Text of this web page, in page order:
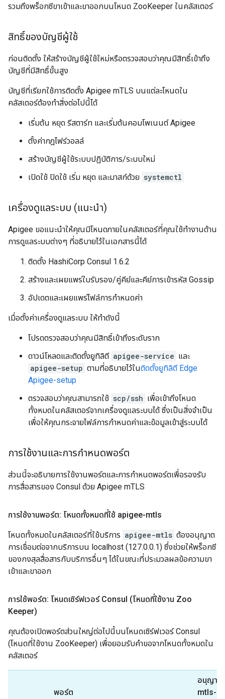
รวมถึงพร็อกซีขาเข้าและขาออกบนโหนด ZooKeeper ในคลัสเตอร์
สิทธิ์ของบัญชีผู้ใช้
ก่อนติดตั้ง ให้สร้างบัญชีผู้ใช้ใหม่หรือตรวจสอบว่าคุณมีสิทธิ์เข้าถึง
บัญชีที่มีสิทธิ์ขั้นสูง
บัญชีที่เรียกใช้การติดตั้ง Apigee mTLS บนแต่ละโหนดใน
คลัสเตอร์ต้องทำสิ่งต่อไปนี้ได้
เริ่มต้น หยุด รีสตาร์ท และเริ่มต้นคอมโพเนนต์ Apigee
ตั้งค่ากฎไฟร์วอลล์
สร้างบัญชีผู้ใช้ระบบปฏิบัติการ/ระบบใหม่
เปิดใช้ ปิดใช้ เริ่ม หยุด และมาสก์ด้วย systemctl
เครื่องดูแลระบบ (แนะนำ)
Apigee ขอแนะนำให้คุณมีโหนดภายในคลัสเตอร์ที่คุณใช้ทำงานด้าน
การดูแลระบบต่างๆ ที่อธิบายไว้ในเอกสารนี้ได้
ติดตั้ง HashiCorp Consul 1.6.2
สร้างและเผยแพร่ใบรับรอง/คู่คีย์และคีย์การเข้ารหัส Gossip
อัปเดตและเผยแพร่ไฟล์การกำหนดค่า
เมื่อตั้งค่าเครื่องดูแลระบบ ให้ทำดังนี้
โปรดตรวจสอบว่าคุณมีสิทธิ์เข้าถึงระดับราก
ดาวน์โหลดและติดตั้งยูทิลิตี apigee-service และ
apigee-setup ตามที่อธิบายไว้ในติดตั้งยูทิลิตี Edge
Apigee-setup
ตรวจสอบว่าคุณสามารถใช้ scp/ssh เพื่อเข้าถึงโหนด
ทั้งหมดในคลัสเตอร์จากเครื่องดูแลระบบได้ ซึ่งเป็นสิ่งจำเป็น
เพื่อให้คุณกระจายไฟล์การกำหนดค่าและข้อมูลเข้าสู่ระบบได้
การใช้งานและการกำหนดพอร์ต
ส่วนนี้จะอธิบายการใช้งานพอร์ตและการกำหนดพอร์ตเพื่อรองรับ
การสื่อสารของ Consul ด้วย Apigee mTLS
การใช้งานพอร์ต: โหนดทั้งหมดที่ใช้ apigee-mtls
โหนดทั้งหมดในคลัสเตอร์ที่ใช้บริการ apigee-mtls ต้องอนุญาต
การเชื่อมต่อจากบริการบน localhost (127.0.0.1) ซึ่งช่วยให้พร็อกซี
ของกงสุลสื่อสารกับบริการอื่นๆ ได้ในขณะที่ประมวลผลข้อความขา
เข้าและขาออก
การใช้พอร์ต: โหนดเซิร์ฟเวอร์ Consul (โหนดที่ใช้งาน Zoo
Keeper)
คุณต้องเปิดพอร์ตส่วนใหญ่ต่อไปนี้บนโหนดเซิร์ฟเวอร์ Consul
(โหนดที่ใช้งาน ZooKeeper) เพื่อยอมรับคำขอจากโหนดทั้งหมดใน
คลัสเตอร์
พอร์ต
อนุญาต
mtls-